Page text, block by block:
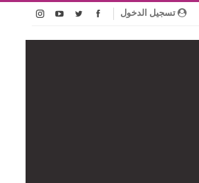
تسجيل الدخول